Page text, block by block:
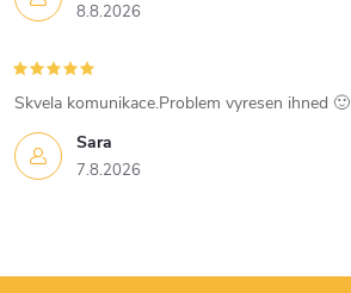
8.8.2026
Sara
7.8.2026
Skvela komunikace.Problem vyresen ihned 🙂